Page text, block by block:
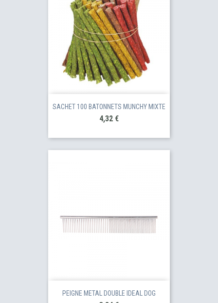
SACHET 100 BATONNETS MUNCHY MIXTE
Prix
4,32 €
PEIGNE METAL DOUBLE IDEAL DOG